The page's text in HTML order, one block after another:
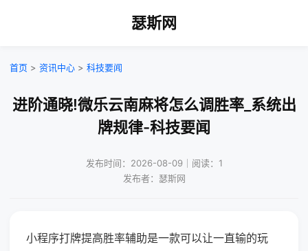
瑟斯网
首页 > 资讯中心 > 科技要闻
进阶通晓!微乐云南麻将怎么调胜率_系统出
牌规律-科技要闻
发布时间：2026-08-09｜阅读：1
发布者：瑟斯网
小程序打牌提高胜率辅助是一款可以让一直输的玩